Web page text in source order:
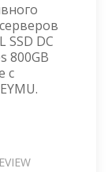
SSD DC
800GB
с